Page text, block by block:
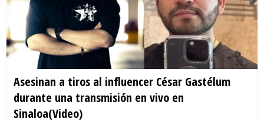
Asesinan a tiros al influencer César Gastélum
durante una transmisión en vivo en
Sinaloa(Video)